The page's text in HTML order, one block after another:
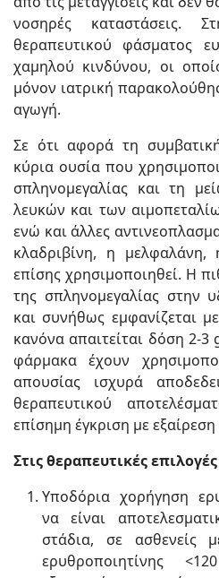
νοσηρές καταστάσεις.
θεραπευτικού φάσματος
χαμηλού κινδύνου, οι
μόνον ιατρική
αγωγή.
Σε ότι αφορά τη
κύρια ουσία που
σπληνομεγαλίας και τη
λευκών και των
ενώ και άλλες
κλαδριβίνη, η
επίσης χρησιμοποιηθεί. Η
της σπληνομεγαλίας στην
και συνήθως εμφανίζεται
κανόνα απαιτείται δόση 2-
φάρμακα έχουν
απουσίας ισχυρά
θεραπευτικού
επίσημη έγκριση με
Στις θεραπευτικές
Υποδόρια χορήγηση
να είναι
στάδια, σε ασθενείς
ερυθροποιητίνης